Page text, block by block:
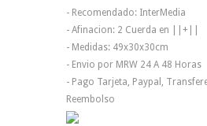
- Recomendado: InterMedia
- Afinacion: 2 Cuerda en ||+||
- Medidas: 49x30x30cm
- Envio por MRW 24 A 48 Horas
- Pago Tarjeta, Paypal,
Reembolso